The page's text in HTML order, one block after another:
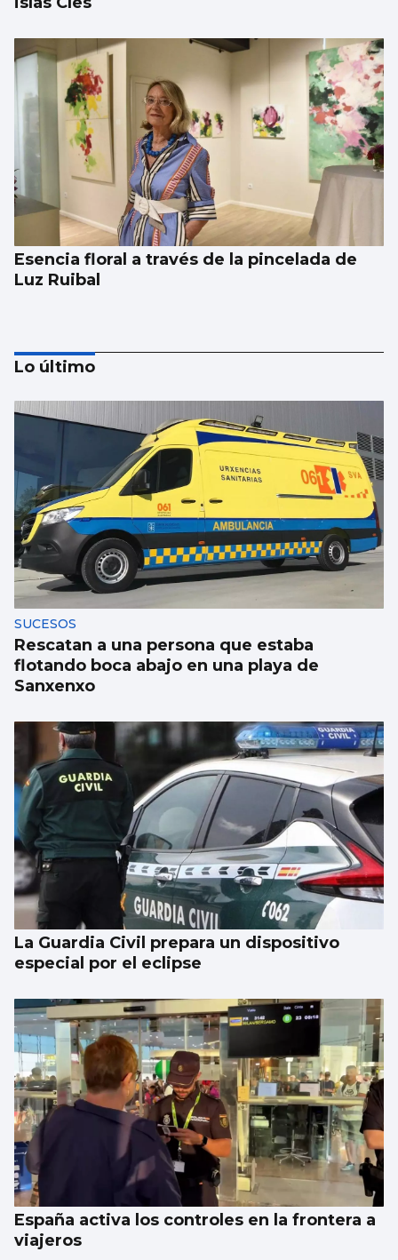
Esencia floral a través de la pincelada de
Luz Ruibal
Xanma Louro, de The Rapants: “Sempre foi
complicado dicir que tocamos. Somos un
guiso, abertos a todo”
Lo último
SUCESOS
Rescatan a una persona que estaba
flotando boca abajo en una playa de
Sanxenxo
La Guardia Civil prepara un dispositivo
especial por el eclipse
España activa los controles en la frontera a
viajeros